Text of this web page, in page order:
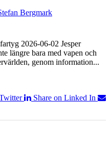
Bergmark
2026-06-02 Jesper
längre bara med vapen och
genom information...
Share on Linked In